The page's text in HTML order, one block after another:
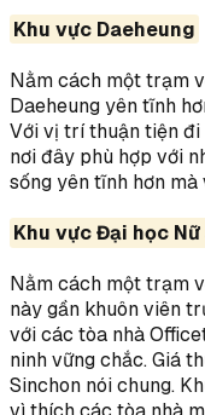
Khu vực Daeheung
Nằm cách một trạm
Daeheung yên tĩnh
Với vị trí thuận tiện đi
nơi đây phù hợp với
sống yên tĩnh hơn
Khu vực Đại học
Nằm cách một trạm
này gần khuôn viên
với các tòa nhà
ninh vững chắc. Giá
Sinchon nói chung.